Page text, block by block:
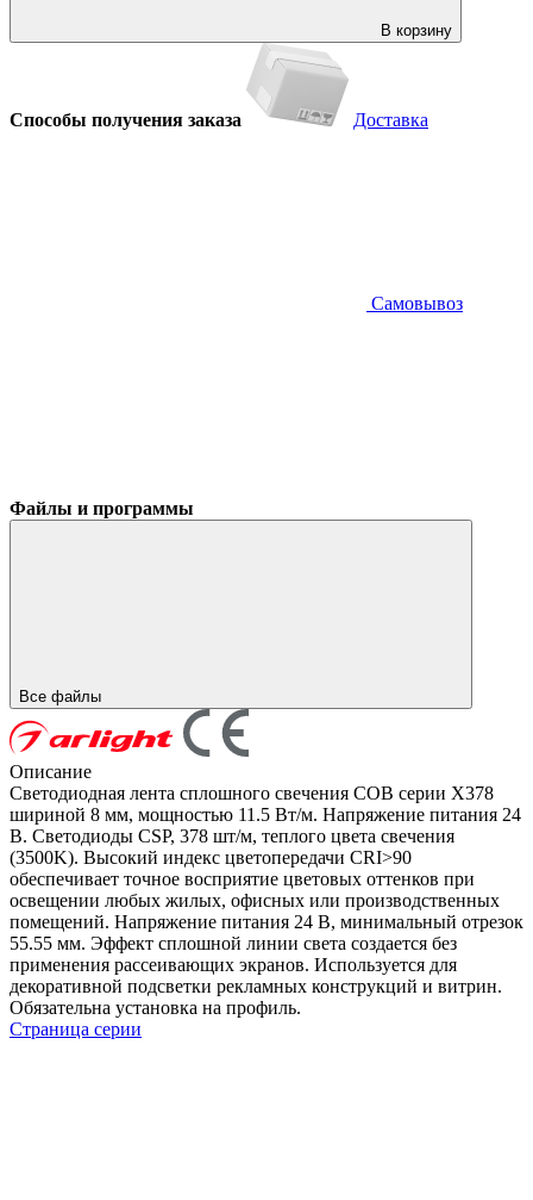
В корзину
Способы получения заказа Доставка
Самовывоз
Файлы и программы
Все файлы
Описание
Светодиодная лента сплошного свечения COB серии X378
шириной 8 мм, мощностью 11.5 Вт/м. Напряжение питания 24
В. Светодиоды CSP, 378 шт/м, теплого цвета свечения
(3500K). Высокий индекс цветопередачи CRI>90
обеспечивает точное восприятие цветовых оттенков при
освещении любых жилых, офисных или производственных
помещений. Напряжение питания 24 В, минимальный отрезок
55.55 мм. Эффект сплошной линии света создается без
применения рассеивающих экранов. Используется для
декоративной подсветки рекламных конструкций и витрин.
Обязательна установка на профиль.
Страница серии